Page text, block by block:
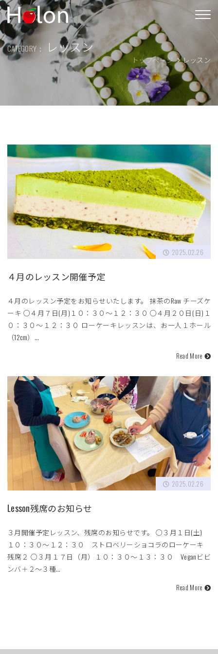
CATEGORY： レッスン
トップページ レッスン
2025.02.26
４月のレッスン開催予定
４月のレッスン予定をお知らせいたします。 抹茶のRaw チーズケ
ーキ ○４月７日(月)１０：３０〜１２：３０ ○４月２０日(日)１
０：３０〜１２：３０ ローケーキレッスンは、お一人１ホール
（12cm）…
Read More
2025.02.26
Lesson残席のお知らせ
３月開催予定レッスン、残席のお知らせです。 ○３月１日(土)
１０：３０〜１２：３０ ストロベリーショコラのローケーキ
残席２ ○３月１７日（月）１０：３０〜１３：３０ Veganビビ
ンバ＋２〜３種…
Read More